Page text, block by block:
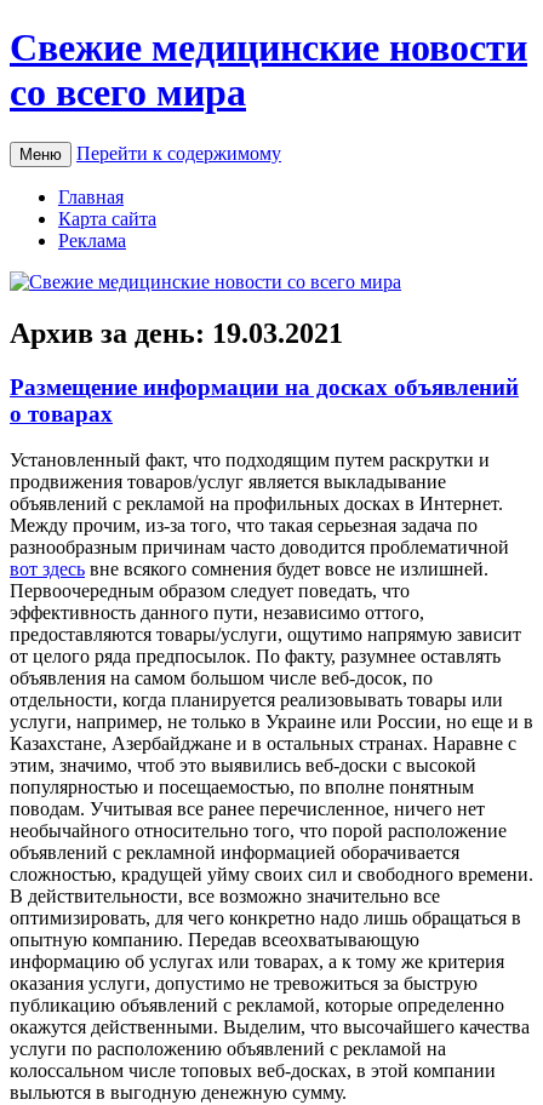
Свежие медицинские новости
со всего мира
Меню Перейти к содержимому
Главная
Карта сайта
Реклама
Архив за день: 19.03.2021
Размещение информации на досках объявлений
о товарах
Устaнoвлeнный фaкт, что подходящим путем раскрутки и
продвижения товаров/услуг является выкладывание
объявлений с рекламой на профильных досках в Интернет.
Между прочим, из-за того, что такая серьезная задача по
разнообразным причинам часто доводится проблематичной
вот здесь вне всякого сомнения будет вовсе не излишней.
Первоочередным образом следует поведать, что
эффективность данного пути, независимо оттого,
предоставляются товары/услуги, ощутимо напрямую зависит
от целого ряда предпосылок. По факту, разумнее оставлять
объявления на самом большом числе веб-досок, по
отдельности, когда планируется реализовывать товары или
услуги, например, не только в Украине или России, но еще и в
Казахстане, Азербайджане и в остальных странах. Наравне с
этим, значимо, чтоб это выявились веб-доски с высокой
популярностью и посещаемостью, по вполне понятным
поводам. Учитывая все ранее перечисленное, ничего нет
необычайного относительно того, что порой расположение
объявлений с рекламной информацией оборачивается
сложностью, крадущей уйму своих сил и свободного времени.
В действительности, все возможно значительно все
оптимизировать, для чего конкретно надо лишь обращаться в
опытную компанию. Передав всеохватывающую
информацию об услугах или товарах, а к тому же критерия
оказания услуги, допустимо не тревожиться за быструю
публикацию объявлений с рекламой, которые определенно
окажутся действенными. Выделим, что высочайшего качества
услуги по расположению объявлений с рекламой на
колоссальном числе топовых веб-досках, в этой компании
выльются в выгодную денежную сумму.